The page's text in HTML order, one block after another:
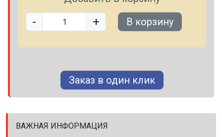
- + В корзину
Заказ в один клик
ВАЖНАЯ ИНФОРМАЦИЯ